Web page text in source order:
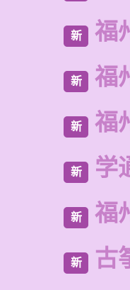
新 福
新 福
新 福
新 学
新 福
新 古